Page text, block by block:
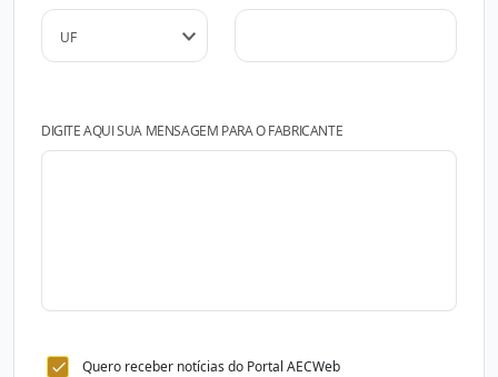
DIGITE AQUI SUA MENSAGEM PARA O FABRICANTE
Quero receber notícias do Portal AECWeb